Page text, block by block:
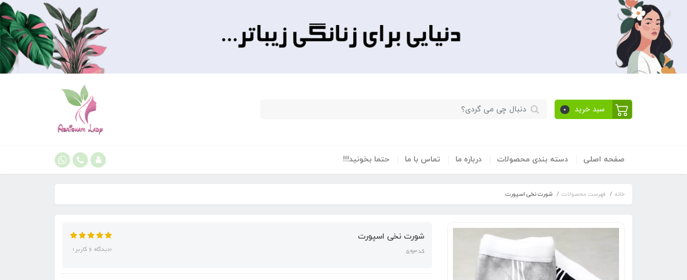
سبد خرید 0
صفحه اصلی دسته بندی محصولات ​درباره ما تماس با ما حتما بخونید!!!
خانه فهرست محصولات شورت نخی اسپورت
شورت نخی اسپورت
کد 593 (دیدگاه 6 کاربر)